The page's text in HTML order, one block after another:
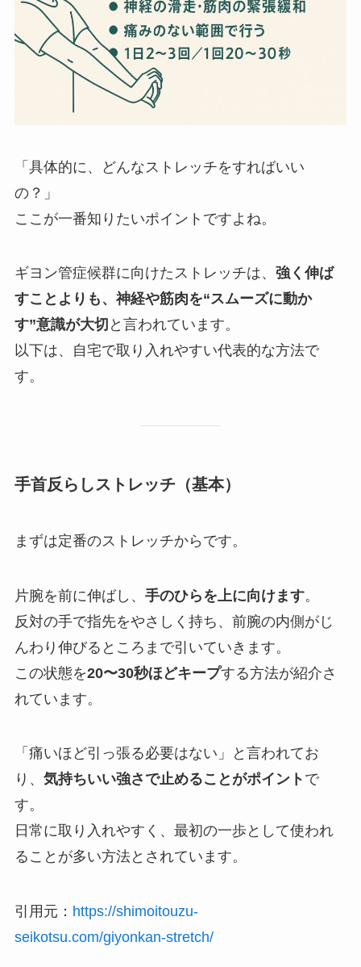
「具体的に、どんなストレッチをすればいい
の？」
ここが一番知りたいポイントですよね。
ギヨン管症候群に向けたストレッチは、 強く伸ば
すことよりも、神経や筋肉を“スムーズに動か
す”意識が大切 と言われています。
以下は、自宅で取り入れやすい代表的な方法で
す。
手首反らしストレッチ（基本）
まずは定番のストレッチからです。
片腕を前に伸ばし、 手のひらを上に向けます。
反対の手で指先をやさしく持ち、前腕の内側がじ
んわり伸びるところまで引いていきます。
この状態を20〜30秒ほどキープする方法が紹介さ
れています。
「痛いほど引っ張る必要はない」と言われてお
り、 気持ちいい強さで止めることがポイント で
す。
日常に取り入れやすく、最初の一歩として使われ
ることが多い方法とされています。
引用元： https://shimoitouzu-
seikotsu.com/giyonkan-stretch/